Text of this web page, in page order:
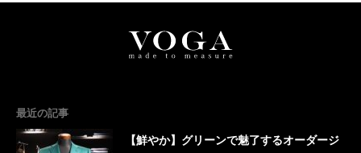
最近の記事
【鮮やか】グリーンで魅了するオーダージ